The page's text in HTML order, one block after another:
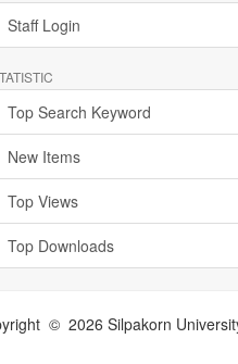
Staff Login
Top Search Keyword
New Items
Top Views
Top Downloads
© 2026 Silpakorn